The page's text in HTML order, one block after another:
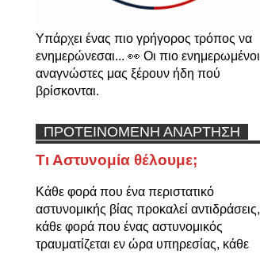
Υπάρχει ένας πιο γρήγορος τρόπος να
ενημερώνεσαι... 👀 Οι πιο ενημερωμένοι
αναγνώστες μας ξέρουν ήδη πού
βρίσκονται.
ΠΡΟΤΕΙΝΟΜΕΝΗ ΑΝΑΡΤΗΣΗ
Τι Αστυνομία θέλουμε;
Κάθε φορά που ένα περιστατικό
αστυνομικής βίας προκαλεί αντιδράσεις,
κάθε φορά που ένας αστυνομικός
τραυματίζεται εν ώρα υπηρεσίας, κάθε